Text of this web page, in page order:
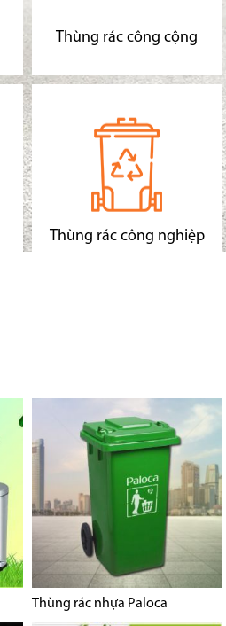
Thùng rác công cộng
Thùng rác công nghiệp
Thùng rác nhựa Paloca